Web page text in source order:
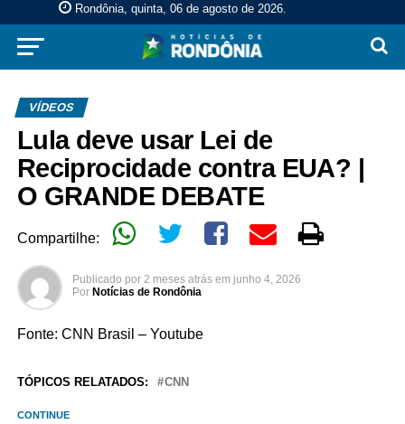
Rondônia, quinta, 06 de agosto de 2026.
VÍDEOS
Lula deve usar Lei de
Reciprocidade contra EUA? |
O GRANDE DEBATE
Compartilhe:
Publicado por 2 meses atrás em junho 4, 2026
Por Notícias de Rondônia
Fonte: CNN Brasil – Youtube
TÓPICOS RELATADOS: CNN
CONTINUE